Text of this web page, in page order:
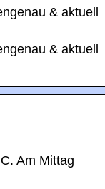
& aktuell
& aktuell
Am Mittag